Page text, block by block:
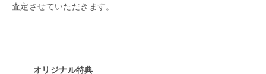
査定させていただきます。
オリジナル特典